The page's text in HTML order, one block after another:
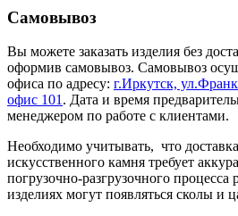
Самовывоз
Вы можете заказать изделия без
оформив самовывоз. Самовывоз
офиса по адресу: г.Иркутск,
офис 101 . Дата и время
менеджером по работе с клиентами.
Необходимо учитывать, что
искусственного камня требует
погрузочно-разгрузочного процесса
изделиях могут появляться сколы и